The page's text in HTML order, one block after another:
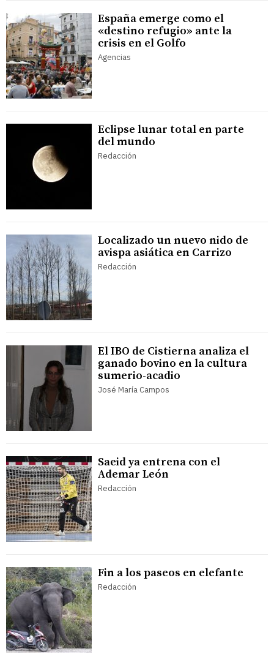
España emerge como el
«destino refugio» ante la
crisis en el Golfo
Agencias
Eclipse lunar total en parte
del mundo
Redacción
Localizado un nuevo nido de
avispa asiática en Carrizo
Redacción
El IBO de Cistierna analiza el
ganado bovino en la cultura
sumerio-acadio
José María Campos
Saeid ya entrena con el
Ademar León
Redacción
Fin a los paseos en elefante
Redacción